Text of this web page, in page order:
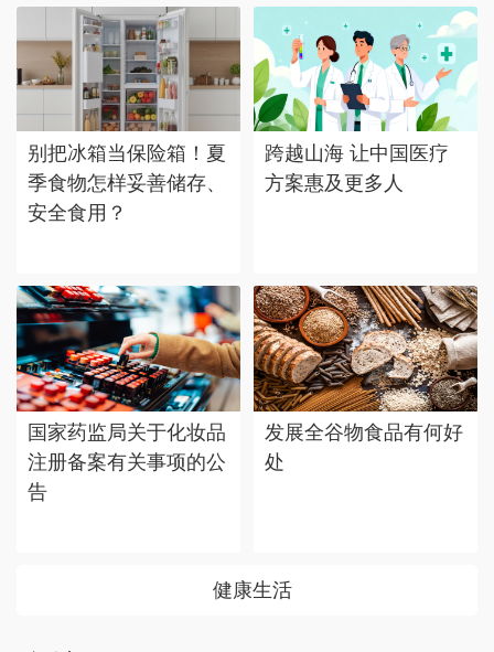
别把冰箱当保险箱！夏
季食物怎样妥善储存、
安全食用？
跨越山海 让中国医疗
方案惠及更多人
国家药监局关于化妆品
注册备案有关事项的公
告
发展全谷物食品有何好
处
健康生活